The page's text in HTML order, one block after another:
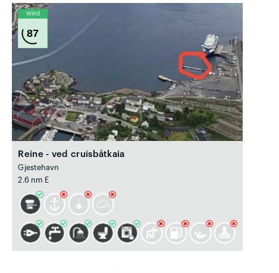
Wind
87
Reine - ved cruisbåtkaia
Gjestehavn
2.6 nm E